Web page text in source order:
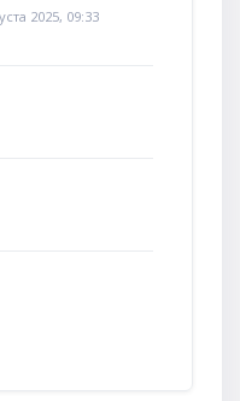
2025, 09:33